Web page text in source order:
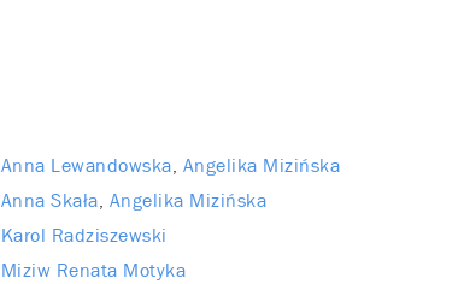
Anna Lewandowska Angelika Mizińska
Anna Skała Angelika Mizińska
Karol Radziszewski
Miziw Renata Motyka